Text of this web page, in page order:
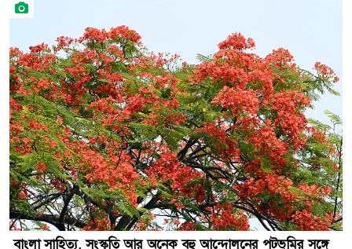
বাংলা সাহিত্য, সংস্কৃতি আর অনেক বহু আন্দোলনের পটভূমির সঙ্গে